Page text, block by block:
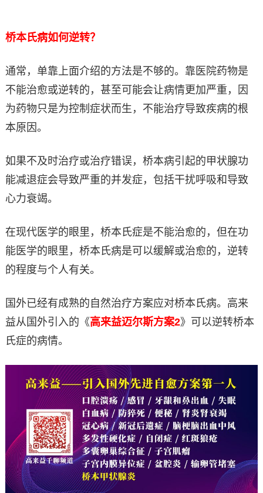
桥本氏病如何逆转？
通常，单靠上面介绍的方法是不够的。靠医院药物是
不能治愈或逆转的，甚至可能会让病情更加严重，因
为药物只是为控制症状而生，不能治疗导致疾病的根
本原因。
如果不及时治疗或治疗错误，桥本病引起的甲状腺功
能减退症会导致严重的并发症，包括干扰呼吸和导致
心力衰竭。
在现代医学的眼里，桥本氏症是不能治愈的，但在功
能医学的眼里，桥本氏病是可以缓解或治愈的，逆转
的程度与个人有关。
国外已经有成熟的自然治疗方案应对桥本氏病。高来
益从国外引入的《高来益迈尔斯方案2》可以逆转桥本
氏症的病情。